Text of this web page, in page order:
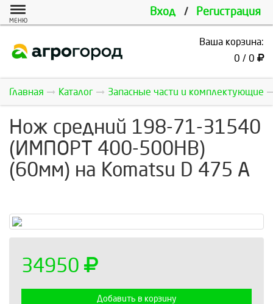
Вход / Регистрация
МЕНЮ
Ваша корзина:
0 / 0
Главная Каталог Запасные части и комплектующие
Нож средний 198-71-31540
(ИМПОРТ 400-500HB)
(60мм) на Komatsu D 475 А
34950
Добавить в корзину